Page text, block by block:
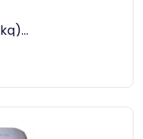
Qədər
Yaxalayın